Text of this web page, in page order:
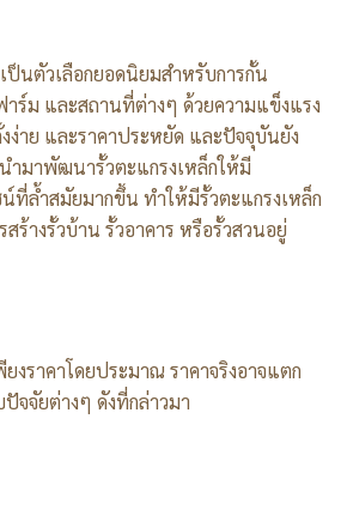
ป็นตัวเลือกยอดนิยมสำหรับการกั้น
ร์ม และสถานที่ต่างๆ ด้วยความแข็งแรง
าย และราคาประหยัด และปัจจุบันยัง
ำมาพัฒนารั้วตะแกรงเหล็กให้มี
ที่ล้ำสมัยมากขึ้น ทำให้มีรั้วตะแกรงเหล็ก
สร้างรั้วบ้าน รั้วอาคาร หรือรั้วสวนอยู่
งราคาโดยประมาณ ราคาจริงอาจแตก
จจัยต่างๆ ดังที่กล่าวมา